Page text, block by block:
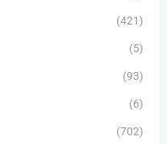
(421)
(5)
(93)
(6)
(702)